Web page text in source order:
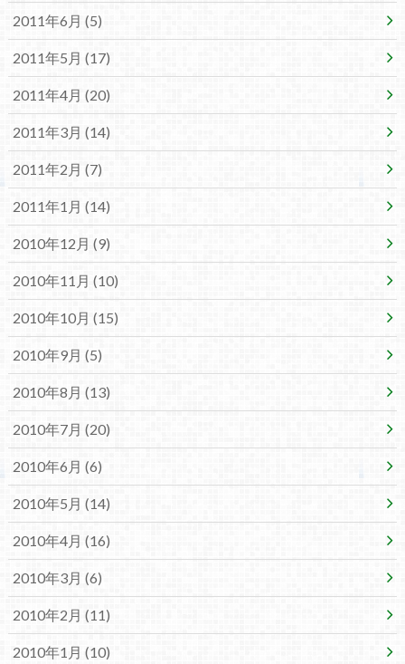
2011年6月 (5)
2011年5月 (17)
2011年4月 (20)
2011年3月 (14)
2011年2月 (7)
2011年1月 (14)
2010年12月 (9)
2010年11月 (10)
2010年10月 (15)
2010年9月 (5)
2010年8月 (13)
2010年7月 (20)
2010年6月 (6)
2010年5月 (14)
2010年4月 (16)
2010年3月 (6)
2010年2月 (11)
2010年1月 (10)